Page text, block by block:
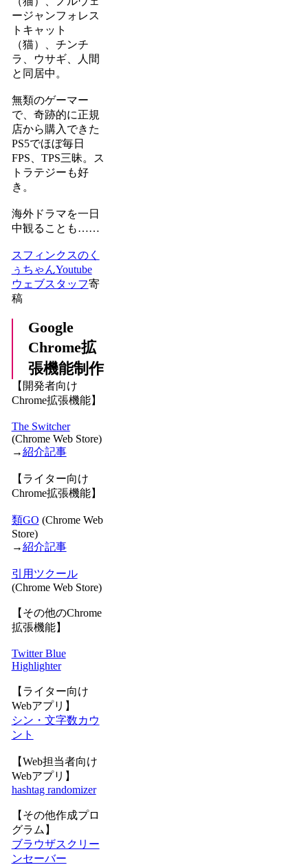
ージャンフォレス
トキャット
（猫）、チンチ
ラ、ウサギ、人間
と同居中。
無類のゲーマー
で、奇跡的に正規
店から購入できた
PS5でほぼ毎日
FPS、TPS三昧。ス
トラテジーも好
き。
海外ドラマを一日
中観ることも……
スフィンクスのく
ぅちゃんYoutube
ウェブスタッフ寄
稿
Google
Chrome拡
張機能制作
【開発者向け
Chrome拡張機能】
The Switcher
(Chrome Web Store)
→紹介記事
【ライター向け
Chrome拡張機能】
類GO (Chrome Web
Store)
→紹介記事
引用ツクール
(Chrome Web Store)
【その他のChrome
拡張機能】
Twitter Blue
Highlighter
【ライター向け
Webアプリ】
シン・文字数カウ
ント
【Web担当者向け
Webアプリ】
hashtag randomizer
【その他作成プロ
グラム】
ブラウザスクリー
ンセーバー